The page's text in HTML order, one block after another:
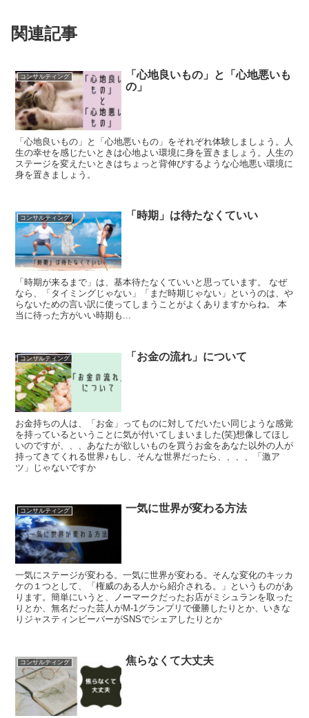
関連記事
コンサルティング
「心地良いもの」と「心地悪いも
の」
「心地良いもの」と「心地悪いもの」をそれぞれ体験しましょう。人
生の幸せを感じたいときは心地よい環境に身を置きましょう。人生の
ステージを変えたいときはちょっと背伸びするような心地悪い環境に
身を置きましょう。
コンサルティング 「時期」は待たなくていい
「時期が来るまで」は、基本待たなくていいと思っています。 なぜ
なら、「タイミングじゃない」「まだ時期じゃない」というのは、や
らないための言い訳に使ってしまうことがよくありますからね。 本
当に待った方がいい時期も...
コンサルティング 「お金の流れ」について
お金持ちの人は、「お金」ってものに対してだいたい同じような感覚
を持っているということに気が付いてしまいました(笑)想像してほし
いのですが、、、あなたが欲しいものを買うお金をあなた以外の人が
持ってきてくれる世界♪もし、そんな世界だったら、、、、「激ア
ツ」じゃないですか
コンサルティング 一気に世界が変わる方法
一気にステージが変わる。一気に世界が変わる。そんな変化のキッカ
ケの１つとして、「権威のある人から紹介される。」というものがあ
ります。簡単にいうと、ノーマークだったお店がミシュランを取った
りとか、無名だった芸人がM-1グランプリで優勝したりとか、いきな
りジャスティンビーバーがSNSでシェアしたりとか
コンサルティング 焦らなくて大丈夫